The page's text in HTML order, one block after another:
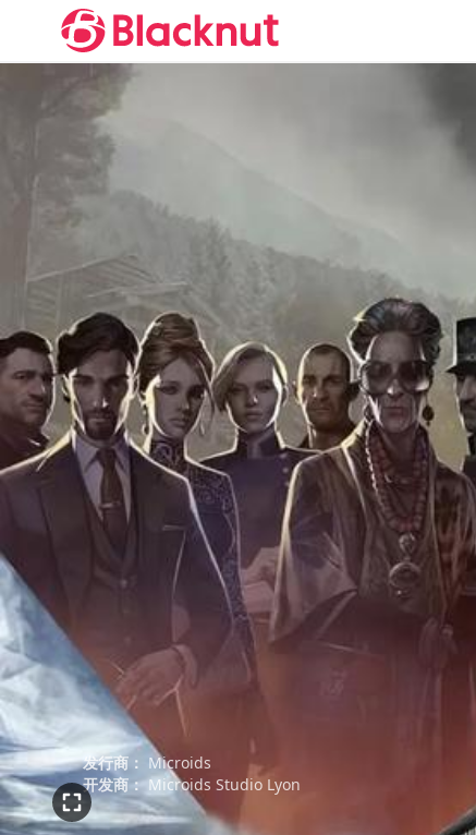
发行商： Microids
开发商： Microids Studio Lyon